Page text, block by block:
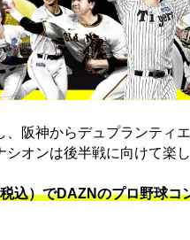
阪神からデュプランティ
オンは後半戦に向けて楽し
込）でDAZNのプロ野球コ